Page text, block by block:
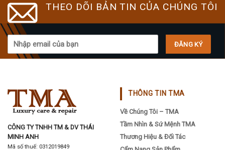
options
may
be
chosen
on
THEO DÕI BẢN TIN CỦA CHÚNG TÔI
CÔNG TY TNHH TM & DV THÁI
MINH ANH
Mã số thuế: 0312019849
THÔNG TIN TMA
Về Chúng Tôi – TMA
Tầm Nhìn & Sứ Mệnh TMA
Thương Hiệu & Đối Tác